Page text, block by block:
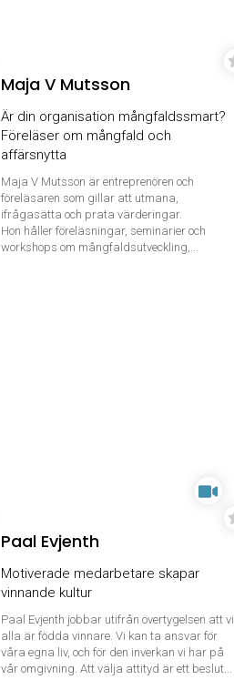
Maja V Mutsson
Är din organisation mångfaldssmart?
Föreläser om mångfald och
affärsnytta
Maja V Mutsson är entreprenören och
föreläsaren som gillar att utmana,
ifrågasätta och prata värderingar.
Hon håller föreläsningar, seminarier och
workshops om mångfaldsutveckling,...
Paal Evjenth
Motiverade medarbetare skapar
vinnande kultur
Paal Evjenth jobbar utifrån övertygelsen att vi
alla är födda vinnare. Vi kan ta ansvar för
våra egna liv, och för den inverkan vi har på
vår omgivning. Att välja attityd är ett beslut...